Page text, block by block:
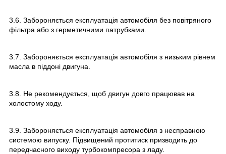
3.6. Забороняється експлуатація автомобіля без повітряного
фільтра або з герметичними патрубками.
3.7. Забороняється експлуатація автомобіля з низьким рівнем
масла в піддоні двигуна.
3.8. Не рекомендується, щоб двигун довго працював на
холостому ходу.
3.9. Забороняється експлуатація автомобіля з несправною
системою випуску. Підвищений протитиск призводить до
передчасного виходу турбокомпресора з ладу.